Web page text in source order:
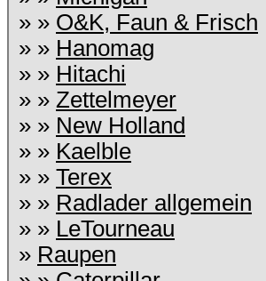
» » O&K, Faun & Frisch
» » Hanomag
» » Hitachi
» » Zettelmeyer
» » New Holland
» » Kaelble
» » Terex
» » Radlader allgemein
» » LeTourneau
» Raupen